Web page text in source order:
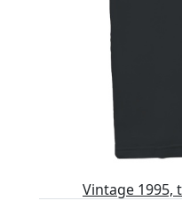
Vintage 1995,